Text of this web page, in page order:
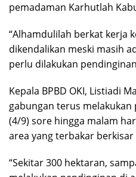
pemadaman Karhutlah
“Alhamdulilah berkat kerja
dikendalikan meski masih
perlu dilakukan
Kepala BPBD OKI, Listiadi
gabungan terus melakukan
(4/9) sore hingga malam
area yang terbakar berkisar
“Sekitar 300 hektaran,